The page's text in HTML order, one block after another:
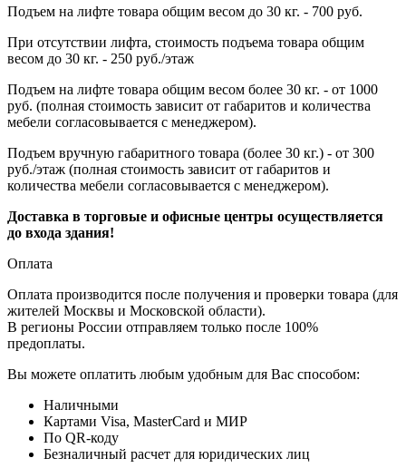
Подъем на лифте товара общим весом до 30 кг. - 700 руб.
При отсутствии лифта, стоимость подъема товара общим
весом до 30 кг. - 250 руб./этаж
Подъем на лифте товара общим весом более 30 кг. - от 1000
руб. (полная стоимость зависит от габаритов и количества
мебели согласовывается с менеджером).
Подъем вручную габаритного товара (более 30 кг.) - от 300
руб./этаж (полная стоимость зависит от габаритов и
количества мебели согласовывается с менеджером).
Доставка в торговые и офисные центры осуществляется
до входа здания!
Оплата
Оплата производится после получения и проверки товара (для
жителей Москвы и Московской области).
В регионы России отправляем только после 100%
предоплаты.
Вы можете оплатить любым удобным для Вас способом:
Наличными
Картами Visa, MasterCard и МИР
По QR-коду
Безналичный расчет для юридических лиц